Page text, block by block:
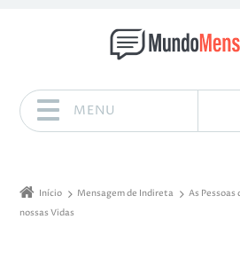
MENU
Início Mensagem de Indireta
As
nossas Vidas